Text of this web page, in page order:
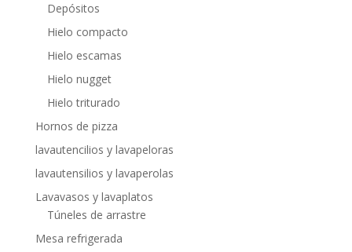
Depósitos
Hielo compacto
Hielo escamas
Hielo nugget
Hielo triturado
Hornos de pizza
lavautencilios y lavapeloras
lavautensilios y lavaperolas
Lavavasos y lavaplatos
Túneles de arrastre
Mesa refrigerada